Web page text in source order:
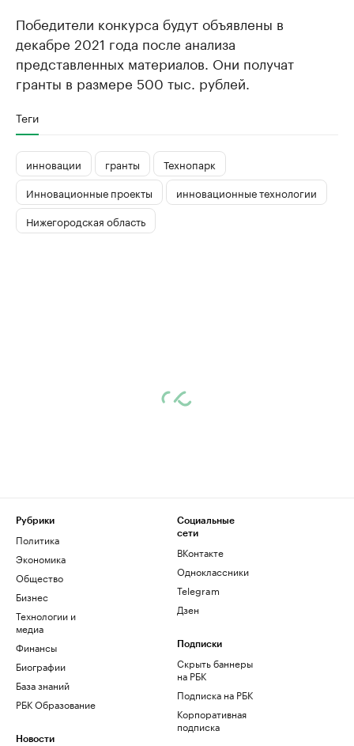
Победители конкурса будут объявлены в
декабре 2021 года после анализа
представленных материалов. Они получат
гранты в размере 500 тыс. рублей.
Теги
инновации гранты
Технопарк
Инновационные проекты
инновационные технологии
Нижегородская область
Рубрики
Политика
Экономика
Общество
Бизнес
Технологии и
медиа
Финансы
Биографии
База знаний
РБК Образование
Новости
Социальные
сети
ВКонтакте
Одноклассники
Telegram
Дзен
Подписки
Скрыть баннеры
на РБК
Подписка на РБК
Корпоративная
подписка